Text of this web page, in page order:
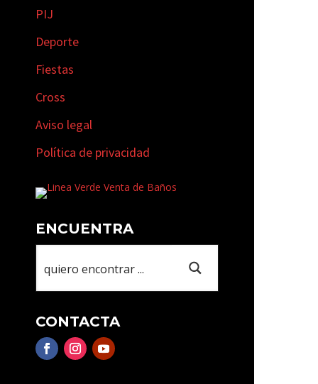
PIJ
Deporte
Fiestas
Cross
Aviso legal
Política de privacidad
ENCUENTRA
CONTACTA